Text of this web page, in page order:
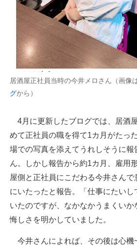
IT製品の技術・比較・事例
製造業のIT導入・活用を支援
モノづくり技術者専門サイト
エレクトロニクス専門サイト
電子設計の基本と応用
建設×テクノロジーの最前線
ちょっと気になるネットの話題
居酒屋正社員当時の今井メロさん（画像
グから）
4月に更新したブログでは、居酒
めて正社員の職を得て1カ月がたっ
場での写真を添えてうれしそうに報
ん。しかし報告から約1カ月、雇用
屋側と正社員にこだわる今井さん
にいたったと報告。「仕事にたい
いたのですが、なかなかうまくいか
悔しさを明かしていました。
今井さんによれば、その後は心機